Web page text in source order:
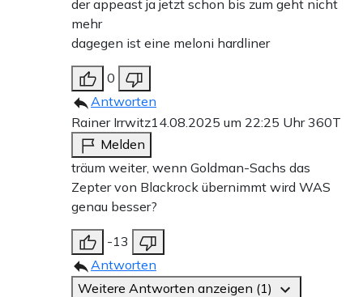
der appeast ja jetzt schon bis zum geht nicht
mehr
dagegen ist eine meloni hardliner
0
Antworten
Rainer Irrwitz14.08.2025 um 22:25 Uhr360T
Melden
träum weiter, wenn Goldman-Sachs das
Zepter von Blackrock übernimmt wird WAS
genau besser?
-13
Antworten
Weitere Antworten anzeigen (1)